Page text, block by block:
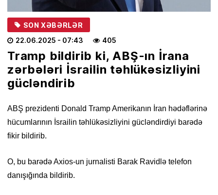
SON XƏBƏRLƏR
22.06.2025 - 07:43 405
Tramp bildirib ki, ABŞ-ın İrana
zərbələri İsrailin təhlükəsizliyini
gücləndirib
ABŞ prezidenti Donald Tramp Amerikanın İran hədəflərinə
hücumlarının İsrailin təhlükəsizliyini gücləndirdiyi barədə
fikir bildirib.
O, bu barədə Axios-un jurnalisti Barak Ravidlə telefon
danışığında bildirib.